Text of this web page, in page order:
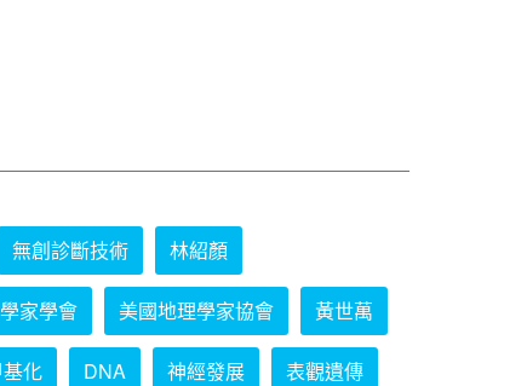
無創診斷技術 林紹顏
家學會 美國地理學家協會 黃世萬
基化 DNA 神經發展 表觀遺傳